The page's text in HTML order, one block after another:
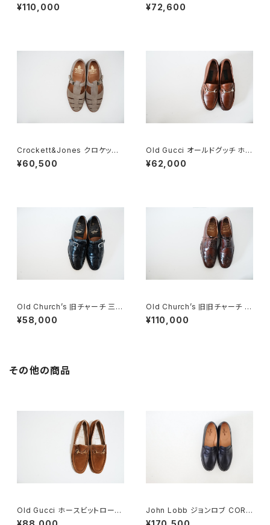
E Brown Deadstock
¥110,000 市 Grafton グラフトン 70F
¥72,600
Crockett&Jones クロケット&
ジョーズ FISHERMAN グルカ
サンダル 7E スエード
¥60,500
Old Gucci オールドグッチ ホー
スビットローファー 40.5D 緑タ
グ
¥62,000
Old Church’s 旧チャーチ 三都
市 Stafford 70F
¥58,000
Old Church’s 旧旧チャーチ 二
都市 Holborn 75D
¥110,000
その他の商品
Old Gucci ホースビットローフ
ァー 5.5B DEADSTOCK Bro
John Lobb ジョンロブ CORT
EZ LOPEZ コインローファー D